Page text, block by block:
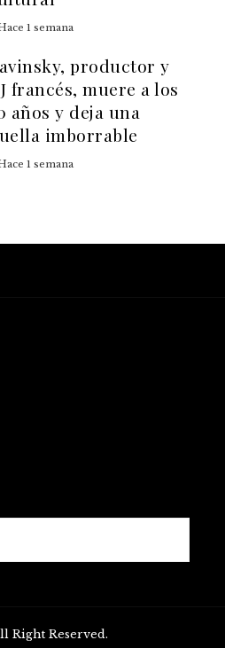
1 semana
productor y
francés, muere a los
años y deja una
imborrable
1 semana
Right Reserved.